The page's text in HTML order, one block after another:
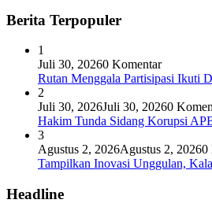
Berita Terpopuler
1
Juli 30, 20260 Komentar
Rutan Menggala Partisipasi Ikuti
2
Juli 30, 2026Juli 30, 20260
Hakim Tunda Sidang Korupsi
3
Agustus 2, 2026Agustus 2, 20260
Tampilkan Inovasi Unggulan,
Headline